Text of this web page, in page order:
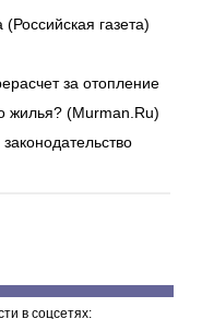
газета)
за отопление
жилья? (Murman.Ru)
в соцсетях: